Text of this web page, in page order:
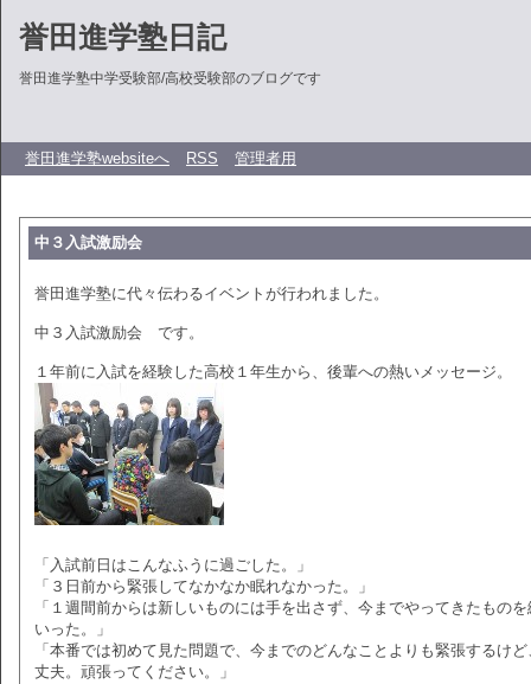
誉田進学塾日記
誉田進学塾中学受験部/高校受験部のブログです
誉田進学塾websiteへ RSS 管理者用
中３入試激励会
誉田進学塾に代々伝わるイベントが行われました。
中３入試激励会 です。
１年前に入試を経験した高校１年生から、後輩への熱いメッセージ。
「入試前日はこんなふうに過ごした。」
「３日前から緊張してなかなか眠れなかった。」
「１週間前からは新しいものには手を出さず、今までやってきたもの
いった。」
「本番では初めて見た問題で、今までのどんなことよりも緊張するけ
丈夫。頑張ってください。」